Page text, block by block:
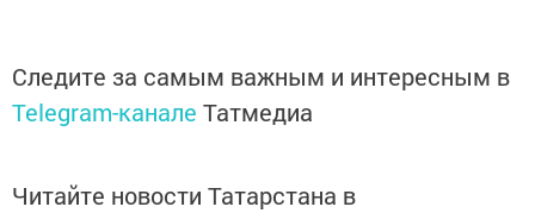
Следите за самым важным и интересным в
Telegram-канале Татмедиа
Читайте новости Татарстана в